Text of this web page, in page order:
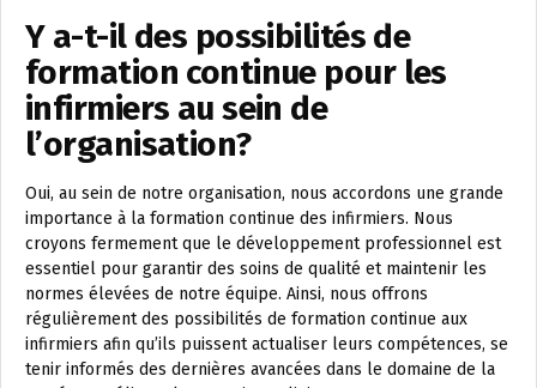
Y a-t-il des possibilités de
formation continue pour les
infirmiers au sein de
l’organisation?
Oui, au sein de notre organisation, nous accordons une grande
importance à la formation continue des infirmiers. Nous
croyons fermement que le développement professionnel est
essentiel pour garantir des soins de qualité et maintenir les
normes élevées de notre équipe. Ainsi, nous offrons
régulièrement des possibilités de formation continue aux
infirmiers afin qu’ils puissent actualiser leurs compétences, se
tenir informés des dernières avancées dans le domaine de la